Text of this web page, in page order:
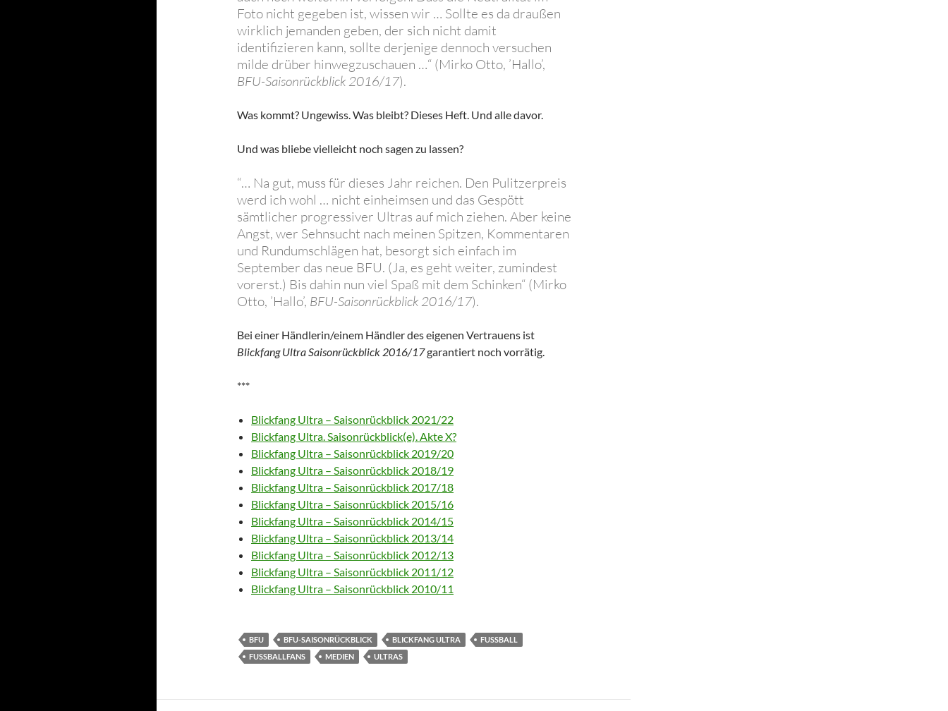
Foto nicht gegeben ist, wissen wir … Sollte es da draußen
wirklich jemanden geben, der sich nicht damit
identifizieren kann, sollte derjenige dennoch versuchen
milde drüber hinwegzuschauen …“ (Mirko Otto, ’Hallo’,
BFU-Saisonrückblick 2016/17).
Was kommt? Ungewiss. Was bleibt? Dieses Heft. Und alle davor.
Und was bliebe vielleicht noch sagen zu lassen?
“… Na gut, muss für dieses Jahr reichen. Den Pulitzerpreis
werd ich wohl … nicht einheimsen und das Gespött
sämtlicher progressiver Ultras auf mich ziehen. Aber keine
Angst, wer Sehnsucht nach meinen Spitzen, Kommentaren
und Rundumschlägen hat, besorgt sich einfach im
September das neue BFU. (Ja, es geht weiter, zumindest
vorerst.) Bis dahin nun viel Spaß mit dem Schinken“ (Mirko
Otto, ’Hallo’, BFU-Saisonrückblick 2016/17).
Bei einer Händlerin/einem Händler des eigenen Vertrauens ist
Blickfang Ultra Saisonrückblick 2016/17garantiert noch vorrätig.
***
Blickfang Ultra – Saisonrückblick 2021/22
Blickfang Ultra. Saisonrückblick(e). Akte X?
Blickfang Ultra – Saisonrückblick 2019/20
Blickfang Ultra – Saisonrückblick 2018/19
Blickfang Ultra – Saisonrückblick 2017/18
Blickfang Ultra – Saisonrückblick 2015/16
Blickfang Ultra – Saisonrückblick 2014/15
Blickfang Ultra – Saisonrückblick 2013/14
Blickfang Ultra – Saisonrückblick 2012/13
Blickfang Ultra – Saisonrückblick 2011/12
Blickfang Ultra – Saisonrückblick 2010/11
BFU BFU-SAISONRÜCKBLICK BLICKFANG ULTRA
FUSSBALL
FUSSBALLFANS
MEDIEN ULTRAS